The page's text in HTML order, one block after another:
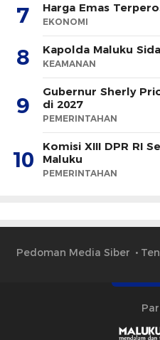
7 Harga Emas
EKONOMI
8 Kapolda Maluku
KEAMANAN
9
Gubernur Sherly
di 2027
PEMERINTAHAN
10
Komisi XIII DPR RI
Maluku
PEMERINTAHAN
Pedoman Media Siber